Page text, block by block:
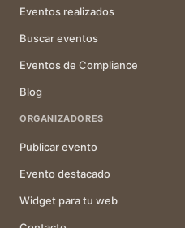
Eventos realizados
Buscar eventos
Eventos de Compliance
Blog
ORGANIZADORES
Publicar evento
Evento destacado
Widget para tu web